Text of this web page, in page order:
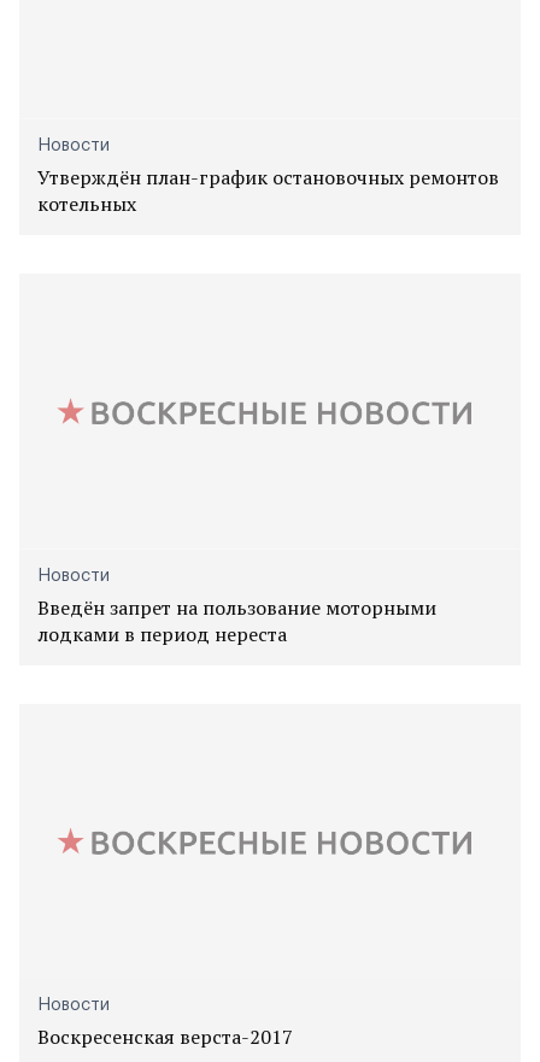
Новости
Утверждён план-график остановочных ремонтов
котельных
Новости
Введён запрет на пользование моторными
лодками в период нереста
Новости
Воскресенская верста-2017